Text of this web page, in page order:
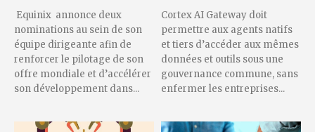
Equinix annonce deux
nominations au sein de son
équipe dirigeante afin de
renforcer le pilotage de son
offre mondiale et d’accélérer
son développement dans...
Cortex AI Gateway doit
permettre aux agents natifs
et tiers d’accéder aux mêmes
données et outils sous une
gouvernance commune, sans
enfermer les entreprises...